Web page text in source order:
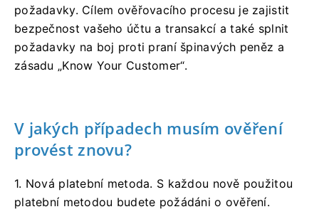
požadavky. Cílem ověřovacího procesu je zajistit
bezpečnost vašeho účtu a transakcí a také splnit
požadavky na boj proti praní špinavých peněz a
zásadu „Know Your Customer“.
V jakých případech musím ověření
provést znovu?
1. Nová platební metoda. S každou nově použitou
platební metodou budete požádáni o ověření.